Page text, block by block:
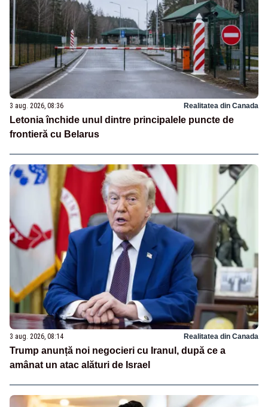
3 aug. 2026, 08:36 Realitatea din Canada
Letonia închide unul dintre principalele puncte de
frontieră cu Belarus
3 aug. 2026, 08:14 Realitatea din Canada
Trump anunță noi negocieri cu Iranul, după ce a
amânat un atac alături de Israel